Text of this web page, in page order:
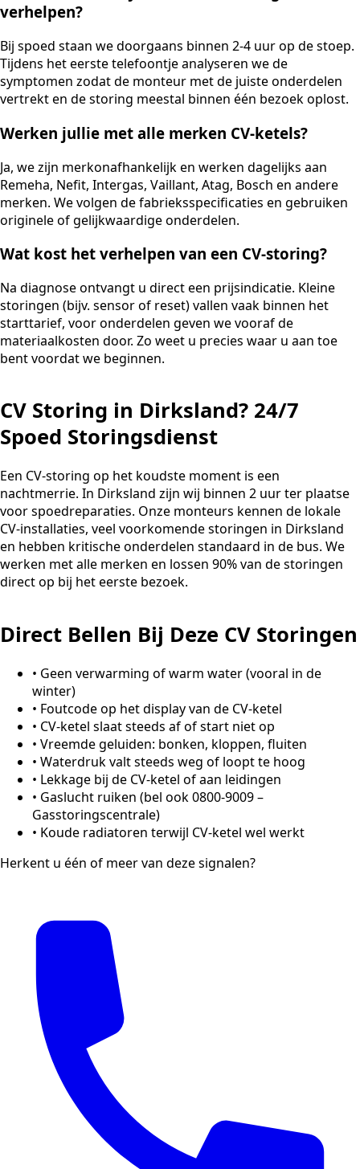
verhelpen?
Bij spoed staan we doorgaans binnen 2-4 uur op de stoep.
Tijdens het eerste telefoontje analyseren we de
symptomen zodat de monteur met de juiste onderdelen
vertrekt en de storing meestal binnen één bezoek oplost.
Werken jullie met alle merken CV-ketels?
Ja, we zijn merkonafhankelijk en werken dagelijks aan
Remeha, Nefit, Intergas, Vaillant, Atag, Bosch en andere
merken. We volgen de fabrieksspecificaties en gebruiken
originele of gelijkwaardige onderdelen.
Wat kost het verhelpen van een CV-storing?
Na diagnose ontvangt u direct een prijsindicatie. Kleine
storingen (bijv. sensor of reset) vallen vaak binnen het
starttarief, voor onderdelen geven we vooraf de
materiaalkosten door. Zo weet u precies waar u aan toe
bent voordat we beginnen.
CV Storing in Dirksland? 24/7
Spoed Storingsdienst
Een CV-storing op het koudste moment is een
nachtmerrie. In Dirksland zijn wij binnen 2 uur ter plaatse
voor spoedreparaties. Onze monteurs kennen de lokale
CV-installaties, veel voorkomende storingen in Dirksland
en hebben kritische onderdelen standaard in de bus. We
werken met alle merken en lossen 90% van de storingen
direct op bij het eerste bezoek.
Direct Bellen Bij Deze CV Storingen
• Geen verwarming of warm water (vooral in de
winter)
• Foutcode op het display van de CV-ketel
• CV-ketel slaat steeds af of start niet op
• Vreemde geluiden: bonken, kloppen, fluiten
• Waterdruk valt steeds weg of loopt te hoog
• Lekkage bij de CV-ketel of aan leidingen
• Gaslucht ruiken (bel ook 0800-9009 –
Gasstoringscentrale)
• Koude radiatoren terwijl CV-ketel wel werkt
Herkent u één of meer van deze signalen?